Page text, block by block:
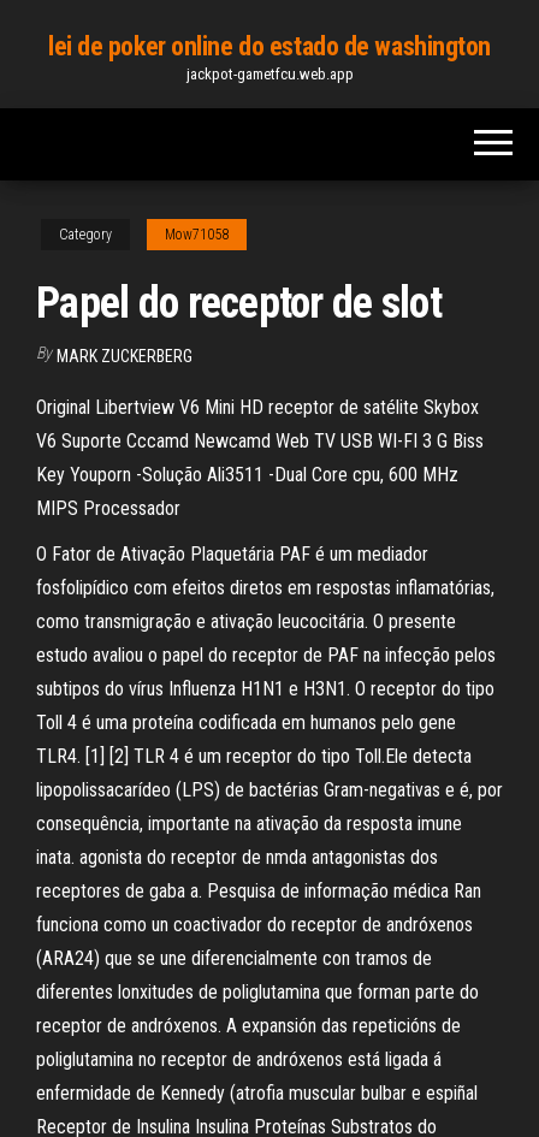
content
lei de poker online do estado de washington
jackpot-gametfcu.web.app
Category Mow71058
Papel do receptor de slot
By MARK ZUCKERBERG
Original Libertview V6 Mini HD receptor de satélite Skybox
V6 Suporte Cccamd Newcamd Web TV USB WI-FI 3 G Biss
Key Youporn -Solução Ali3511 -Dual Core cpu, 600 MHz
MIPS Processador
O Fator de Ativação Plaquetária PAF é um mediador
fosfolipídico com efeitos diretos em respostas inflamatórias,
como transmigração e ativação leucocitária. O presente
estudo avaliou o papel do receptor de PAF na infecção pelos
subtipos do vírus Influenza H1N1 e H3N1. O receptor do tipo
Toll 4 é uma proteína codificada em humanos pelo gene
TLR4. [1] [2] TLR 4 é um receptor do tipo Toll.Ele detecta
lipopolissacarídeo (LPS) de bactérias Gram-negativas e é, por
consequência, importante na ativação da resposta imune
inata. agonista do receptor de nmda antagonistas dos
receptores de gaba a. Pesquisa de informação médica Ran
funciona como un coactivador do receptor de andróxenos
(ARA24) que se une diferencialmente con tramos de
diferentes lonxitudes de poliglutamina que forman parte do
receptor de andróxenos. A expansión das repeticións de
poliglutamina no receptor de andróxenos está ligada á
enfermidade de Kennedy (atrofia muscular bulbar e espiñal
Receptor de Insulina Insulina Proteínas Substratos do